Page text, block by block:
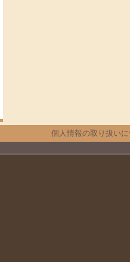
個人情報の取り扱い